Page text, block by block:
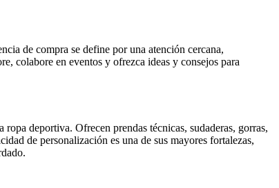
de compra se define por una atención cercana,
colabore en eventos y ofrezca ideas y consejos para
deportiva. Ofrecen prendas técnicas, sudaderas, gorras,
de personalización es una de sus mayores fortalezas,